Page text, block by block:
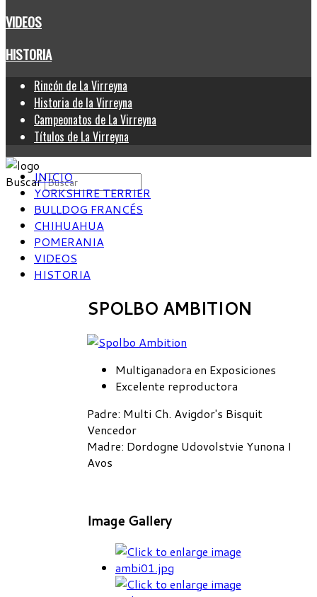
VIDEOS
HISTORIA
Rincón de La Virreyna
Historia de la Virreyna
Campeonatos de La Virreyna
Títulos de La Virreyna
BuscarINICIO
YORKSHIRE TERRIER
BULLDOG FRANCÉS
CHIHUAHUA
POMERANIA
VIDEOS
HISTORIA
SPOLBO AMBITION
Multiganadora en Exposiciones
Excelente reproductora
Padre: Multi Ch. Avigdor's Bisquit
Vencedor
Madre: Dordogne Udovolstvie Yunona I
Avos
Image Gallery